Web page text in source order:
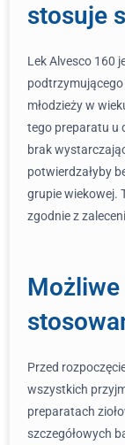
stosuje
Lek Alvesco 160
młodzieży w
tego preparatu u
brak
potwierdzałyby
grupie wiekowej.
zgodnie z
Przed
wszystkich
preparatach
szczegółowych